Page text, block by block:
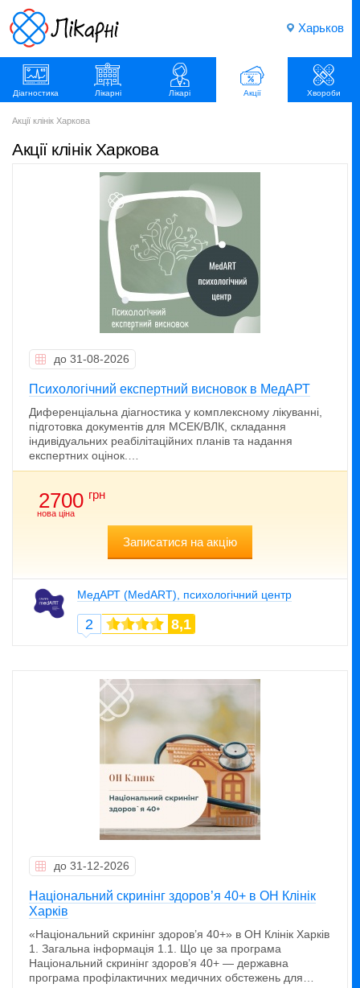
Харьков
Діагностика Лікарні Лікарі Акції Хвороби
Акції клінік Харкова
Акції клінік Харкова
до 31-08-2026
Психологічний експертний висновок в МедАРТ
Диференціальна діагностика у комплексному лікуванні,
підготовка документів для МСЕК/ВЛК, складання
індивідуальних реабілітаційних планів та надання
експертних оцінок.…
нова ціна
2700 грн
Записатися на акцію
МедАРТ (MedART), психологічний центр
2 8,1
до 31-12-2026
Національний скринінг здоров’я 40+ в ОН Клінік
Харків
«Національний скринінг здоров’я 40+» в ОН Клінік Харків
1. Загальна інформація 1.1. Що це за програма
Національний скринінг здоров’я 40+ — державна
програма профілактичних медичних обстежень для…